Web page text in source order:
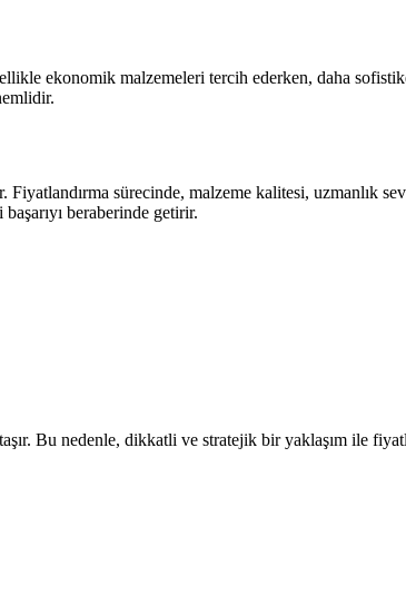
ekonomik malzemeleri tercih ederken, daha
sürecinde, malzeme kalitesi, uzmanlık
beraberinde getirir.
Bu nedenle, dikkatli ve stratejik bir yaklaşım ile